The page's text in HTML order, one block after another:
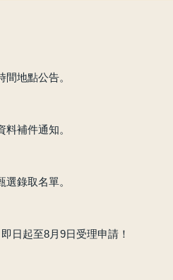
地點公告。
補件通知。
錄取名單。
日起至8月9日受理申請！